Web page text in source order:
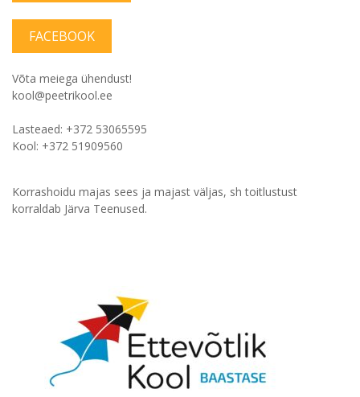
FACEBOOK
Võta meiega ühendust!
kool@peetrikool.ee
Lasteaed: +372 53065595
Kool: +372 51909560
Korrashoidu majas sees ja majast väljas, sh toitlustust
korraldab Järva Teenused.